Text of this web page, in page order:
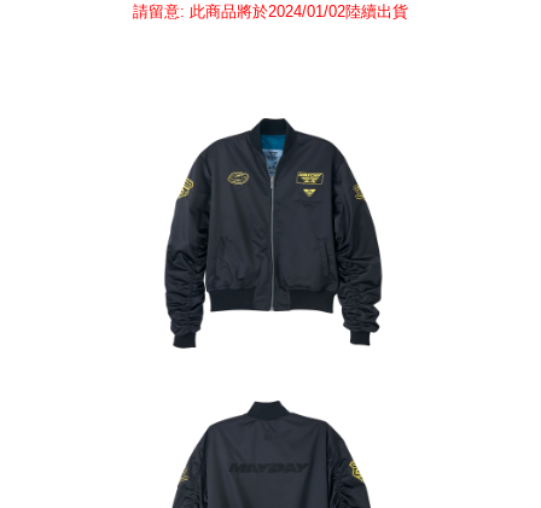
NT$65/pesanan | Penghantaran percuma untuk pesanan
NT$65/pesanan | Penghantaran percuma untuk pesanan
NT$1,000 atau lebih
NT$85/pesanan | Penghantaran percuma untuk pesanan
請留意: 此商品將於2024/01/02陸續出貨